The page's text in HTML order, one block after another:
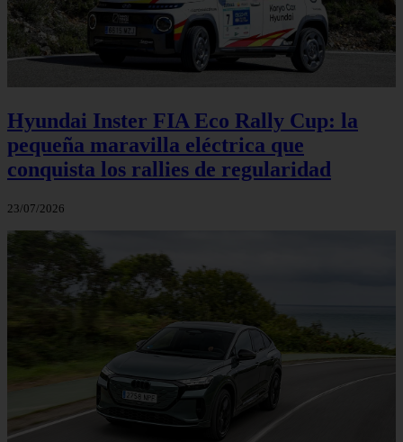
Hyundai Inster FIA Eco Rally Cup: la
pequeña maravilla eléctrica que
conquista los rallies de regularidad
23/07/2026